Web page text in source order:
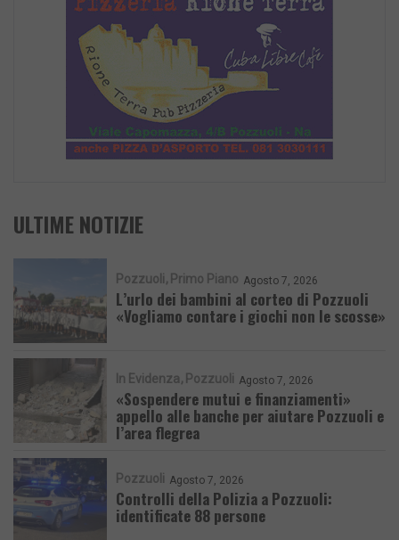
ULTIME NOTIZIE
Pozzuoli Primo Piano Agosto 7, 2026
L’urlo dei bambini al corteo di Pozzuoli
«Vogliamo contare i giochi non le scosse»
In Evidenza Pozzuoli Agosto 7, 2026
«Sospendere mutui e finanziamenti»
appello alle banche per aiutare Pozzuoli e
l’area flegrea
Pozzuoli Agosto 7, 2026
Controlli della Polizia a Pozzuoli:
identificate 88 persone